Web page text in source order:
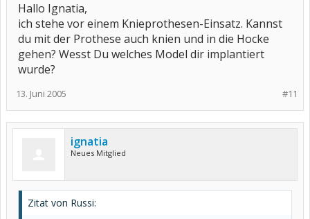
hört nur Gutes über die Klinik.
Es wird alles bestimmt gutgehen und hinterher wirst du auch froh
sein, so wie ich.
Alles Gute und LG
ignatia
Hallo Ignatia,
ich stehe vor einem Knieprothesen-Einsatz. Kannst
du mit der Prothese auch knien und in die Hocke
gehen? Wesst Du welches Model dir implantiert
wurde?
#11
13. Juni 2005
ignatia
Neues Mitglied
Zitat von Russi: